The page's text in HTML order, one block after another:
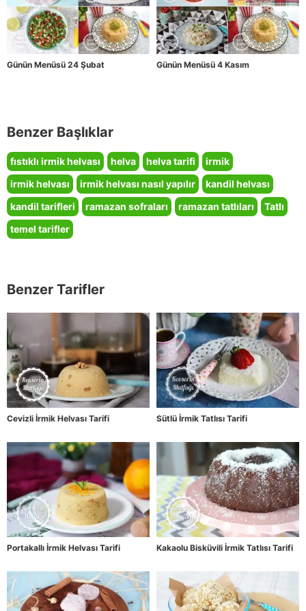
Günün Menüsü 24 Şubat Günün Menüsü 4 Kasım
Benzer Başlıklar
fıstıklı irmik helvası helva helva tarifi
irmik
irmik helvası
irmik helvası nasıl yapılır
kandil helvası
kandil tarifleri
ramazan sofraları ramazan tatlıları
Tatlı
temel tarifler
Benzer Tarifler
Cevizli İrmik Helvası Tarifi Sütlü İrmik Tatlısı Tarifi
Portakallı İrmik Helvası Tarifi Kakaolu Bisküvili İrmik Tatlısı Tarifi